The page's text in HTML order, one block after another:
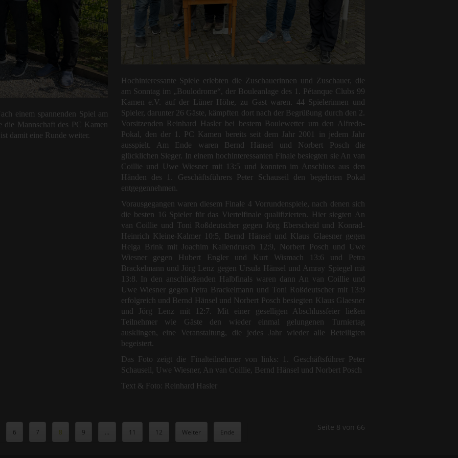
einem spannenden Spiel am
die Mannschaft des PC Kamen
damit eine Runde weiter.
Hochinteressante Spiele erlebten die Zuschauerinnen und Zuschauer, die
am Sonntag im „Boulodrome“, der Bouleanlage des 1. Pétanque Clubs 99
Kamen e.V. auf der Lüner Höhe, zu Gast waren. 44 Spielerinnen und
Spieler, darunter 26 Gäste, kämpften dort nach der Begrüßung durch den 2.
Vorsitzenden Reinhard Hasler bei bestem Boulewetter um den Alfredo-
Pokal, den der 1. PC Kamen bereits seit dem Jahr 2001 in jedem Jahr
ausspielt. Am Ende waren Bernd Hänsel und Norbert Posch die
glücklichen Sieger. In einem hochinteressanten Finale besiegten sie An van
Coillie und Uwe Wiesner mit 13:5 und konnten im Anschluss aus den
Händen des 1. Geschäftsführers Peter Schauseil den begehrten Pokal
entgegennehmen.
Vorausgegangen waren diesem Finale 4 Vorrundenspiele, nach denen sich
die besten 16 Spieler für das Viertelfinale qualifizierten. Hier siegten An
van Coillie und Toni Roßdeutscher gegen Jörg Eberscheid und Konrad-
Heinrich Kleine-Kalmer 10:5, Bernd Hänsel und Klaus Glaesner gegen
Helga Brink mit Joachim Kallendrusch 12:9, Norbert Posch und Uwe
Wiesner gegen Hubert Engler und Kurt Wismach 13:6 und Petra
Brackelmann und Jörg Lenz gegen Ursula Hänsel und Amray Spiegel mit
13:8. In den anschließenden Halbfinals waren dann An van Coillie und
Uwe Wiesner gegen Petra Brackelmann und Toni Roßdeutscher mit 13:9
erfolgreich und Bernd Hänsel und Norbert Posch besiegten Klaus Glaesner
und Jörg Lenz mit 12:7. Mit einer geselligen Abschlussfeier ließen
Teilnehmer wie Gäste den wieder einmal gelungenen Turniertag
ausklingen, eine Veranstaltung, die jedes Jahr wieder alle Beteiligten
begeistert.
Das Foto zeigt die Finalteilnehmer von links: 1. Geschäftsführer Peter
Schauseil, Uwe Wiesner, An van Coillie, Bernd Hänsel und Norbert Posch
Text & Foto: Reinhard Hasler
Seite 8 von 66
6 7 8 9 ... 11 12 Weiter Ende